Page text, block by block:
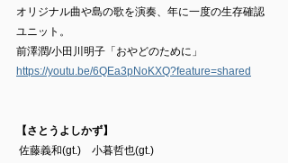
オリジナル曲や島の歌を演奏、年に一度の生存確認
ユニット。
前澤潤/小田川明子「おやどのために」
https://youtu.be/6QEa3pNoKXQ?feature=shared
【さとうよしかず】
佐藤義和(gt.)　小暮哲也(gt.)